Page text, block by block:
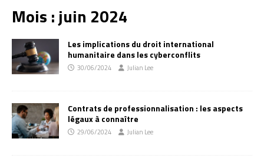
Mois :juin 2024
Les implications du droit international
humanitaire dans les cyberconflits
30/06/2024 Julian Lee
Contrats de professionnalisation : les aspects
légaux à connaître
29/06/2024 Julian Lee